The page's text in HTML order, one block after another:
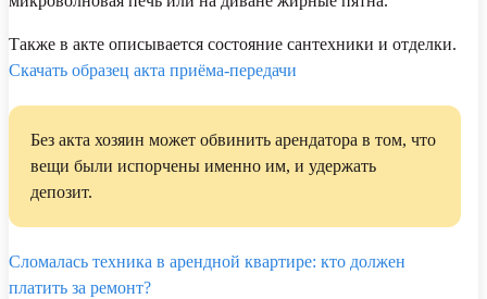
Также в акте описывается состояние сантехники и отделки.
Скачать образец акта приёма-передачи
Без акта хозяин может обвинить арендатора в том, что
вещи были испорчены именно им, и удержать
депозит.
Сломалась техника в арендной квартире: кто должен
платить за ремонт?